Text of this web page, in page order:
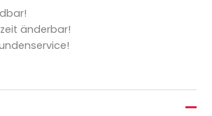
änderbar!